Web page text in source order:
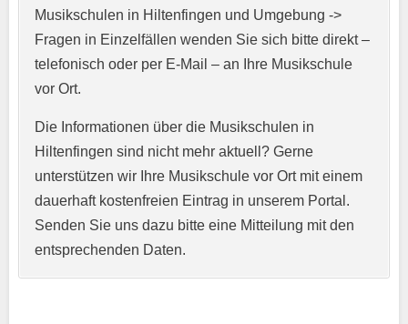
Kurzprofil der Musikschule*
Musikschulen in Hiltenfingen und Umgebung ->
Fragen in Einzelfällen wenden Sie sich bitte direkt –
telefonisch oder per E-Mail – an Ihre Musikschule
vor Ort.
Die Informationen über die Musikschulen in
Hiltenfingen sind nicht mehr aktuell? Gerne
unterstützen wir Ihre Musikschule vor Ort mit einem
dauerhaft kostenfreien Eintrag in unserem Portal.
Senden Sie uns dazu bitte eine Mitteilung mit den
entsprechenden Daten.